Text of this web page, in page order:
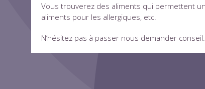
Vous trouverez des aliments qui permettent
aliments pour les allergiques, etc.
N’hésitez pas à passer nous demander conseil.